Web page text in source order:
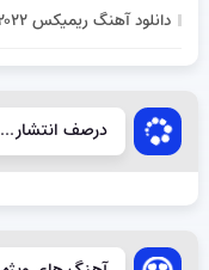
دانلود آهنگ ریمیکس ۲۰۲۲ با صدای مجید احمدی
درصف انتشار...